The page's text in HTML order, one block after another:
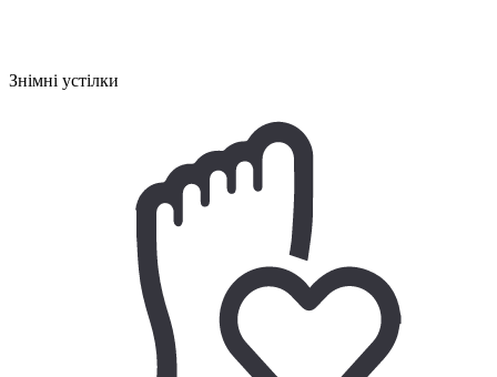
Знімні устілки